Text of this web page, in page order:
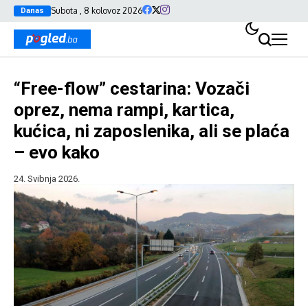
Danas Subota , 8 kolovoz 2026
“Free-flow” cestarina: Vozači
oprez, nema rampi, kartica,
kućica, ni zaposlenika, ali se plaća
– evo kako
24. Svibnja 2026.